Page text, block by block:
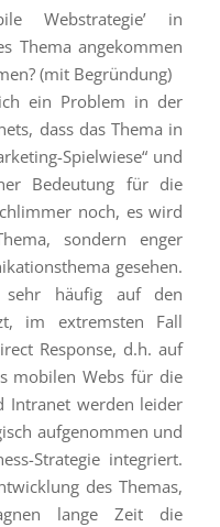
Webstrategie’ in
Thema angekommen
(mit Begründung)
ein Problem in der
dass das Thema in
Spielwiese“ und
Bedeutung für die
noch, es wird
sondern enger
gesehen.
häufig auf den
im extremsten Fall
Response, d.h. auf
mobilen Webs für die
Intranet werden leider
aufgenommen und
Strategie integriert.
des Themas,
lange Zeit die